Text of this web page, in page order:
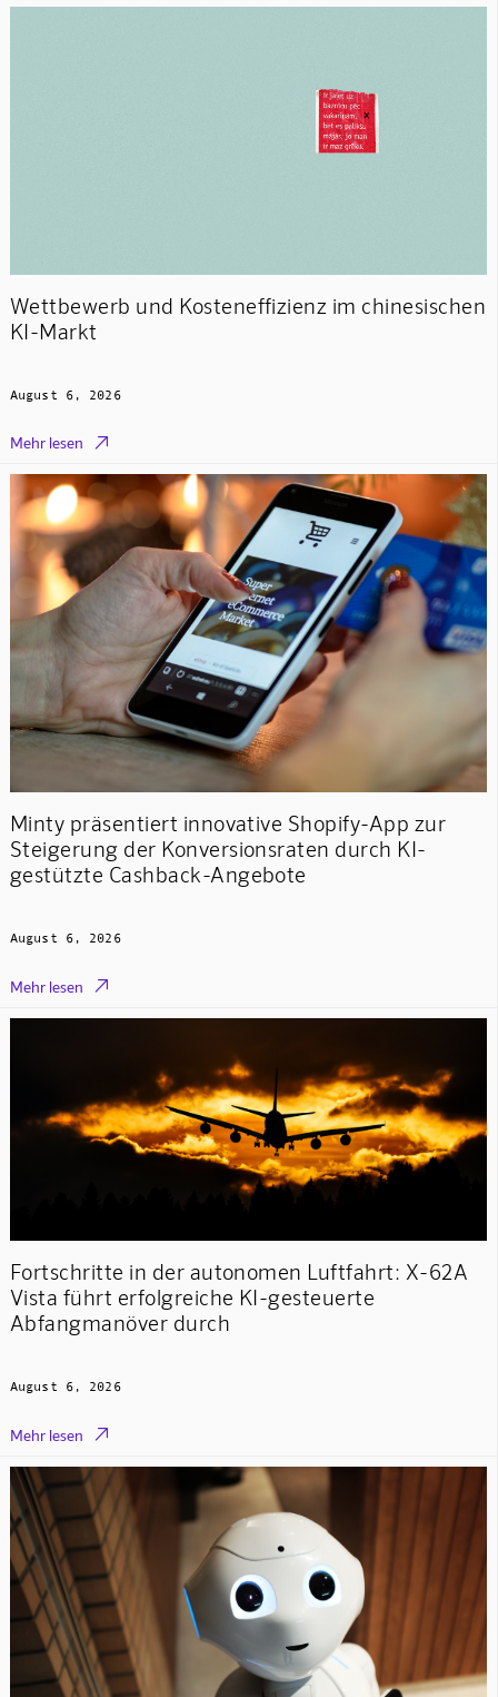
Wettbewerb und Kosteneffizienz im chinesischen
KI-Markt
August 6, 2026
Mehr lesen 
Minty präsentiert innovative Shopify-App zur
Steigerung der Konversionsraten durch KI-
gestützte Cashback-Angebote
August 6, 2026
Mehr lesen 
Fortschritte in der autonomen Luftfahrt: X-62A
Vista führt erfolgreiche KI-gesteuerte
Abfangmanöver durch
August 6, 2026
Mehr lesen 